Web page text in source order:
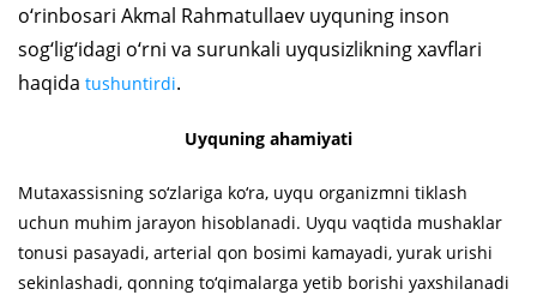
o‘rinbosari Akmal Rahmatullaev uyquning inson
sog‘lig‘idagi o‘rni va surunkali uyqusizlikning xavflari
haqida tushuntirdi.
Uyquning ahamiyati
Mutaxassisning so‘zlariga ko‘ra, uyqu organizmni tiklash
uchun muhim jarayon hisoblanadi. Uyqu vaqtida mushaklar
tonusi pasayadi, arterial qon bosimi kamayadi, yurak urishi
sekinlashadi, qonning to‘qimalarga yetib borishi yaxshilanadi